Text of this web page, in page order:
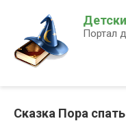
контенту
Портал
Сказка Пора спать